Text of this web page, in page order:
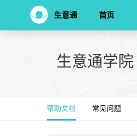
生意通 首页
生意通学院
帮助文档 常见问题